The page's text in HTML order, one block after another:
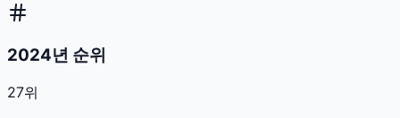
2024년 순위
27위